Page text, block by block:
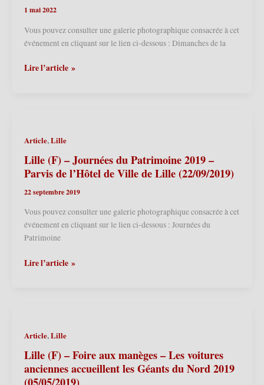
Parade
de
Géants
1 mai 2022
Vous pouvez consulter une galerie photographique consacrée à cet
événement en cliquant sur le lien ci-dessous : Dimanches de la
Lille
la
Liberté,
un
mai
2022
(01/05/2022)
Lire l’article »
Article,Lille
Lille (F) – Journées du Patrimoine 2019 –
Parvis de l’Hôtel de Ville de Lille (22/09/2019)
22 septembre 2019
Vous pouvez consulter une galerie photographique consacrée à cet
événement en cliquant sur le lien ci-dessous : Journées du
Patrimoine
Lille
2019
–
Parvis
de
Lire l’article »
Article,Lille
Lille (F) – Foire aux manèges – Les voitures
anciennes accueillent les Géants du Nord 2019